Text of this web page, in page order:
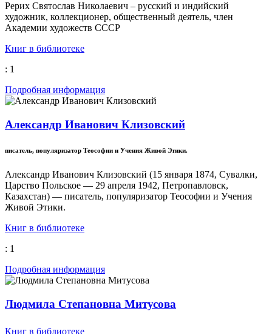
Рерих Святослав Николаевич – русский и индийский
художник, коллекционер, общественный деятель, член
Академии художеств СССР
Книг в библиотеке
: 1
Подробная информация
Александр Иванович Клизовский
писатель, популяризатор Теософии и Учения Живой Этики.
Александр Иванович Клизовский (15 января 1874, Сувалки,
Царство Польское — 29 апреля 1942, Петропавловск,
Казахстан) — писатель, популяризатор Теософии и Учения
Живой Этики.
Книг в библиотеке
: 1
Подробная информация
Людмила Степановна Митусова
Книг в библиотеке